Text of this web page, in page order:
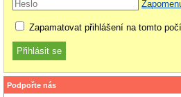
Zapamatovat přihlášení na tomto
Podpořte nás